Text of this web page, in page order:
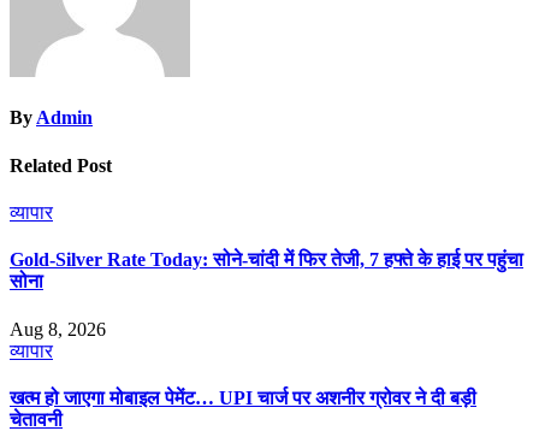
ByAdmin
Related Post
व्यापार
Gold-Silver Rate Today: सोने-चांदी में फिर तेजी, 7 हफ्ते के हाई पर पहुंचा
सोना
Aug 8, 2026
व्यापार
खत्म हो जाएगा मोबाइल पेमेंट… UPI चार्ज पर अशनीर ग्रोवर ने दी बड़ी
चेतावनी